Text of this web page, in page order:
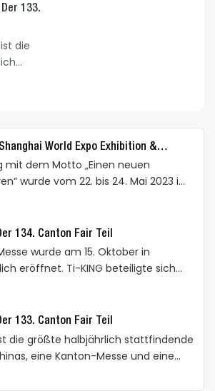
ein
Verständnis der
Marktanforderungen.
Der 133.
die
Art.
statt.
der
zu
an
World Expo Exhibition &
Teil
mit dem Motto „Einen neuen
wurde vom 22. bis 24. Mai 2023 im
Exhibition & Convention Center
und erleichterte den internationalen
um ein neues Kapitel in der
Branche aufzuschlagen.
134. Canton Fair Teil
wurde am 15. Oktober in
eröffnet. Ti-KING beteiligte sich
seine Stärken auf diesem
2023 eine wertvolle Erfahrung,
zu verstehen und zu erweitern
zu stärken. Sie
bessere persönliche
133. Canton Fair Teil
die größte halbjährlich stattfindende
eine Kanton-Messe und eine
aller Art. Sie findet in